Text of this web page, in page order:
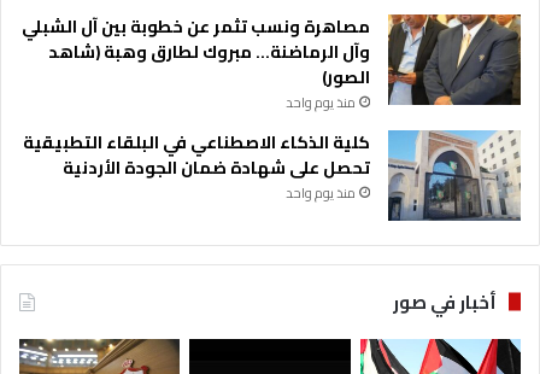
مصاهرة ونسب تثمر عن خطوبة بين آل الشبلي
وآل الرماضنة… مبروك لطارق وهبة (شاهد
الصور)
منذ يوم واحد
كلية الذكاء الاصطناعي في البلقاء التطبيقية
تحصل على شهادة ضمان الجودة الأردنية
منذ يوم واحد
أخبار في صور